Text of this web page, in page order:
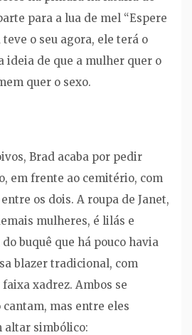
para a lua de mel “Espere
o seu agora, ele terá o
ideia de que a mulher quer o
quer o sexo.
Brad acaba por pedir
em frente ao cemitério, com
os dois. A roupa de Janet,
mulheres, é lilás e
buquê que há pouco havia
blazer tradicional, com
xadrez. Ambos se
mas entre eles
altar simbólico: